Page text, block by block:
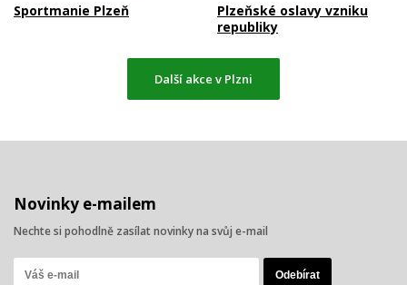
Sportmanie Plzeň
Plzeňské oslavy vzniku
republiky
Další akce v Plzni
Novinky e-mailem
Nechte si pohodlně zasílat novinky na svůj e-mail